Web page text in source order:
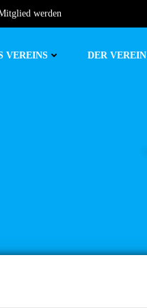
werden
VEREINS DER VEREIN